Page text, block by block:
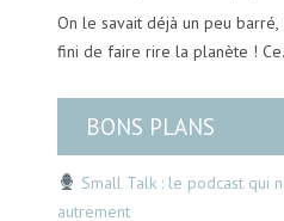
On le savait déjà un peu barré,
fini de faire rire la planète !
BONS PLANS
Small Talk : le podcast qui
autrement